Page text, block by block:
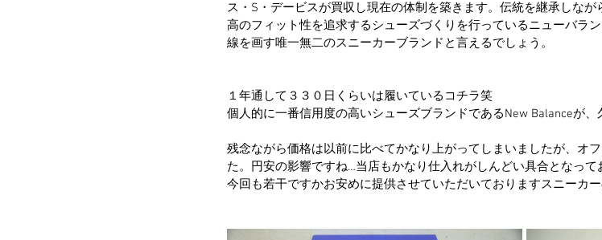
ス・S・デービスが買収し現在の体制を築きます。伝統を継承しな
高のフィット性を追求するシューズづくりを行っているニューバラ
線を画す唯一無二のスニーカーブランドと言えるでしょう。
１年通して３３０日くらいは履いているコチラ笑
個人的に一番信用度の高いシューズブランドであるNew Balanceが、
残念ながら価格は以前に比べてかなり上がってしまいましたが、オ
た。円安の影響ですね…当店もかなり仕入れがしんどい具合となって
今回も若干ですかお安めに提供させていただいておりますスニーカ